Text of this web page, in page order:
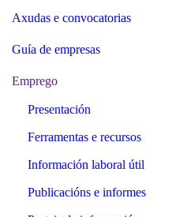
Axudas e convocatorias
Guía de empresas
Emprego
Presentación
Ferramentas e recursos
Información laboral útil
Publicacións e informes